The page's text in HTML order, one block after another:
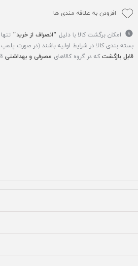
افزودن به علاقه مندی ها
امکان برگشت کالا با دلیل "انصراف از خرید"
بسته بندی کالا در شرایط اولیه باشند (در صورت
قابل بازگشت که در گروه کالاهای مصرفی و بهداشتی